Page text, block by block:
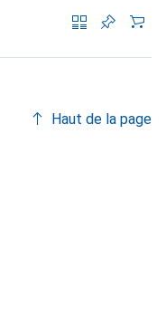
Haut de la page